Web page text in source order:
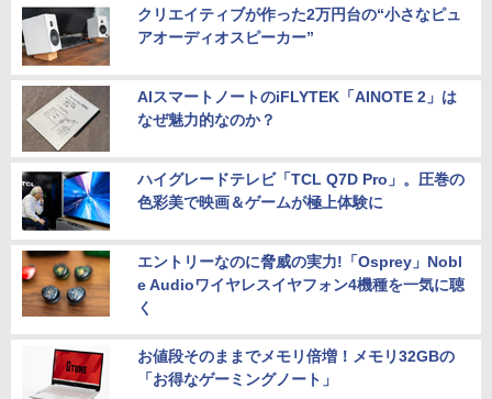
クリエイティブが作った2万円台の“小さなピュ
アオーディオスピーカー”
AIスマートノートのiFLYTEK「AINOTE 2」は
なぜ魅力的なのか？
ハイグレードテレビ「TCL Q7D Pro」。圧巻の
色彩美で映画＆ゲームが極上体験に
エントリーなのに脅威の実力!「Osprey」Nobl
e Audioワイヤレスイヤフォン4機種を一気に聴
く
お値段そのままでメモリ倍増！メモリ32GBの
「お得なゲーミングノート」